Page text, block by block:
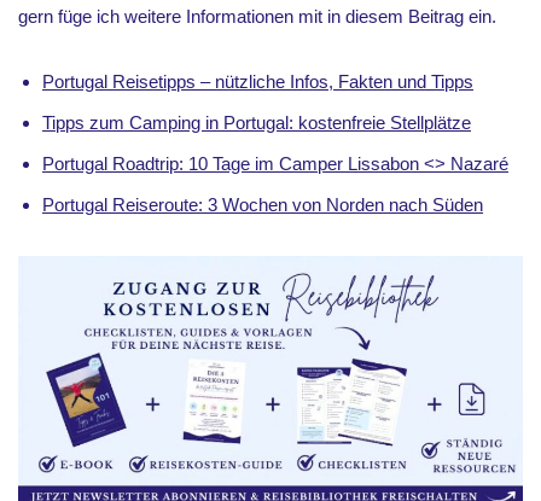
gern füge ich weitere Informationen mit in diesem Beitrag ein.
Portugal Reisetipps – nützliche Infos, Fakten und Tipps
Tipps zum Camping in Portugal: kostenfreie Stellplätze
Portugal Roadtrip: 10 Tage im Camper Lissabon <> Nazaré
Portugal Reiseroute: 3 Wochen von Norden nach Süden